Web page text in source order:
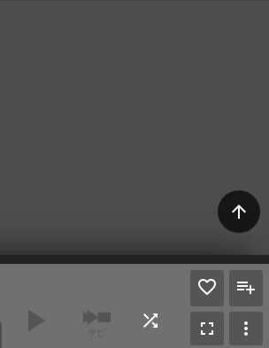
arrow_upward
play_arrow サビ
shuffle fullscreen more_vert